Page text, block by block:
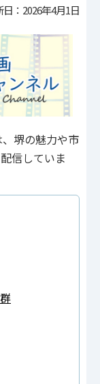
日：2026年4月1日
堺の魅力や市
信していま